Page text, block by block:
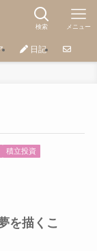
検索 メニュー
日記
積立投資
を描くこ